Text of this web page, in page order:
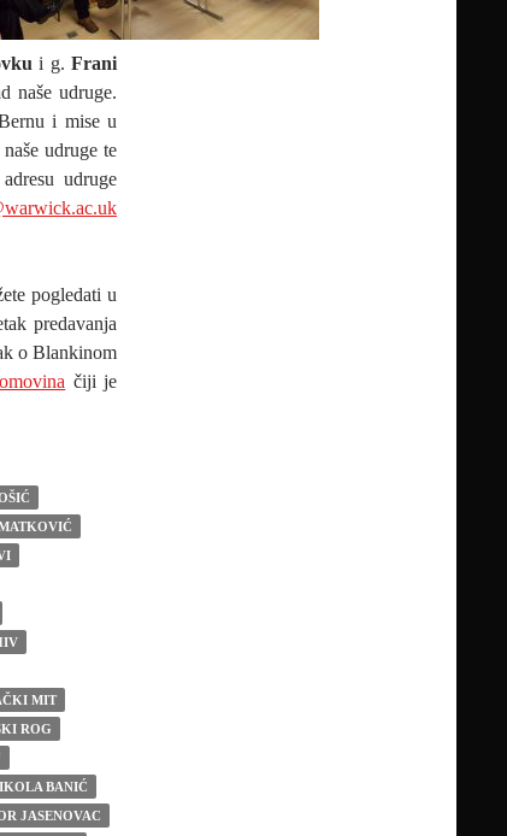
i g. Frani
naše udruge.
i mise u
udruge te
udruge
pogledati u
predavanja
o Blankinom
čiji je
BLANKE MATKOVIĆ U BERNU (11.3.2017.)
MIT
ROG
BANIĆ
JASENOVAC